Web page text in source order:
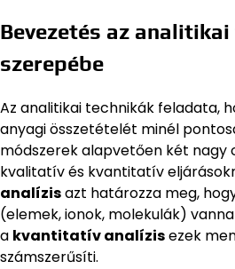
Bevezetés az
szerepébe
Az analitikai technikák feladata,
anyagi összetételét minél
módszerek alapvetően két nagy
kvalitatív és kvantitatív
analízisazt határozza meg,
(elemek, ionok, molekulák)
a kvantitatív analízisezek
számszerűsíti.